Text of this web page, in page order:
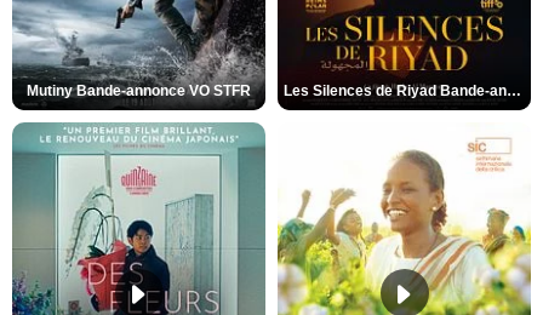
Mutiny Bande-annonce VO STFR Les Silences de Riyad Bande-annonce VO STFR